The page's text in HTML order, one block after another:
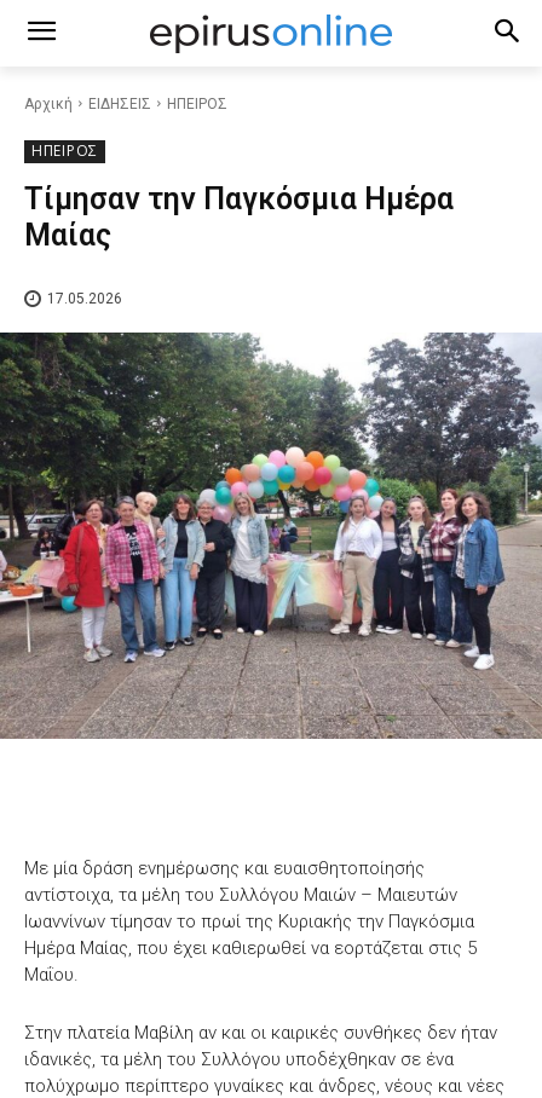
Αρχική ΕΙΔΗΣΕΙΣ ΗΠΕΙΡΟΣ
ΗΠΕΙΡΟΣ
Τίμησαν την Παγκόσμια Ημέρα
Μαίας
17.05.2026
Με μία δράση ενημέρωσης και ευαισθητοποίησής
αντίστοιχα, τα μέλη του Συλλόγου Μαιών – Μαιευτών
Ιωαννίνων τίμησαν το πρωί της Κυριακής την Παγκόσμια
Ημέρα Μαίας, που έχει καθιερωθεί να εορτάζεται στις 5
Μαΐου.
Στην πλατεία Μαβίλη αν και οι καιρικές συνθήκες δεν ήταν
ιδανικές, τα μέλη του Συλλόγου υποδέχθηκαν σε ένα
πολύχρωμο περίπτερο γυναίκες και άνδρες, νέους και νέες